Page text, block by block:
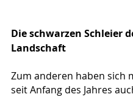
Die schwarzen Schleier
Landschaft
Zum anderen haben sich
seit Anfang des Jahres